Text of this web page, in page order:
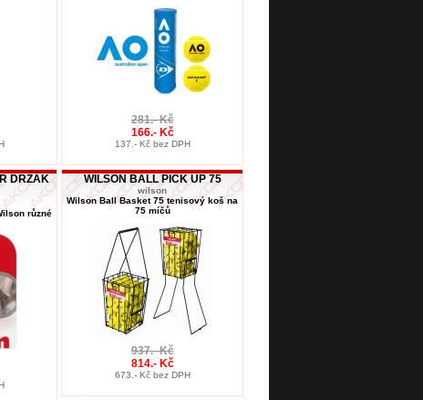
281.- Kč
166.- Kč
137.- Kč bez DPH
DRŹÁK
různé
WILSON BALL PICK UP 75
wilson
Wilson Ball Basket 75 tenisový koš na
75 míčů
937.- Kč
814.- Kč
673.- Kč bez DPH